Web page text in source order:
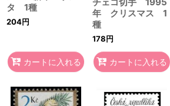
タ 1種
204円
カートに入れる
年 クリスマス 1
種
178円
カートに入れる